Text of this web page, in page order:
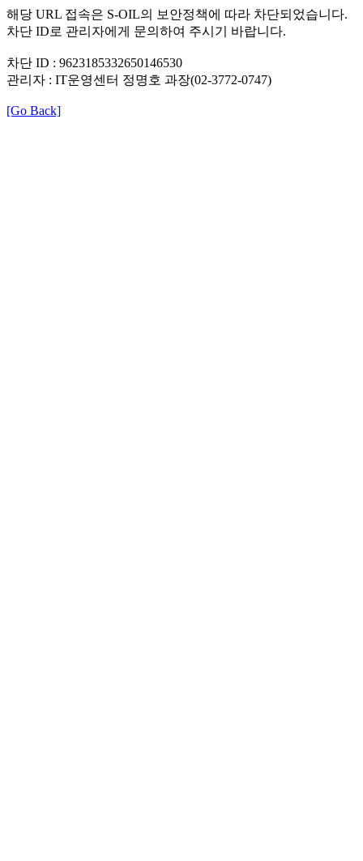
해당 URL 접속은 S-OIL의 보안정책에 따라 차단되었습니다.
차단 ID로 관리자에게 문의하여 주시기 바랍니다.
차단 ID : 9623185332650146530
관리자 : IT운영센터 정명호 과장(02-3772-0747)
[Go Back]